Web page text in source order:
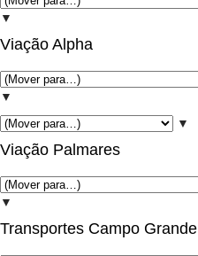
▼
Viação Alpha
▼
▼
Viação Palmares
▼
Transportes Campo Grande